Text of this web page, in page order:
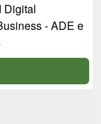
Digital
- ADE e